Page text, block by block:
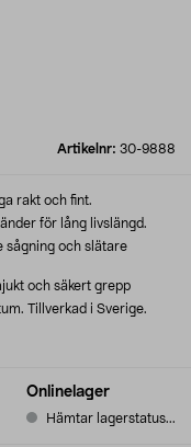
Artikelnr: 30-9888
Onlinelager
Hämtar lagerstatus...
rakt och fint.
för lång livslängd.
sågning och slätare
och säkert grepp
Tillverkad i Sverige.